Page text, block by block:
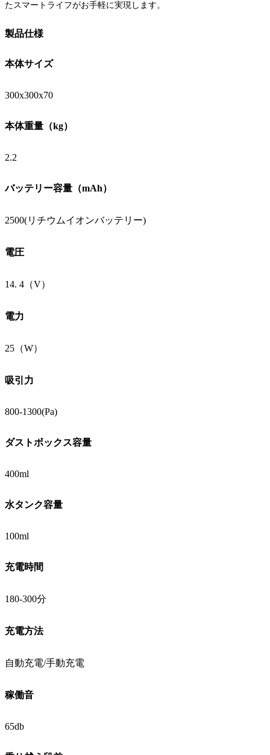
たスマートライフがお手軽に実現します。
製品仕様
本体サイズ
300x300x70
本体重量（kg）
2.2
バッテリー容量（mAh）
2500(リチウムイオンバッテリー)
電圧
14. 4（V）
電力
25（W）
吸引力
800-1300(Pa)
ダストボックス容量
400ml
水タンク容量
100ml
充電時間
180-300分
充電方法
自動充電/手動充電
稼働音
65db